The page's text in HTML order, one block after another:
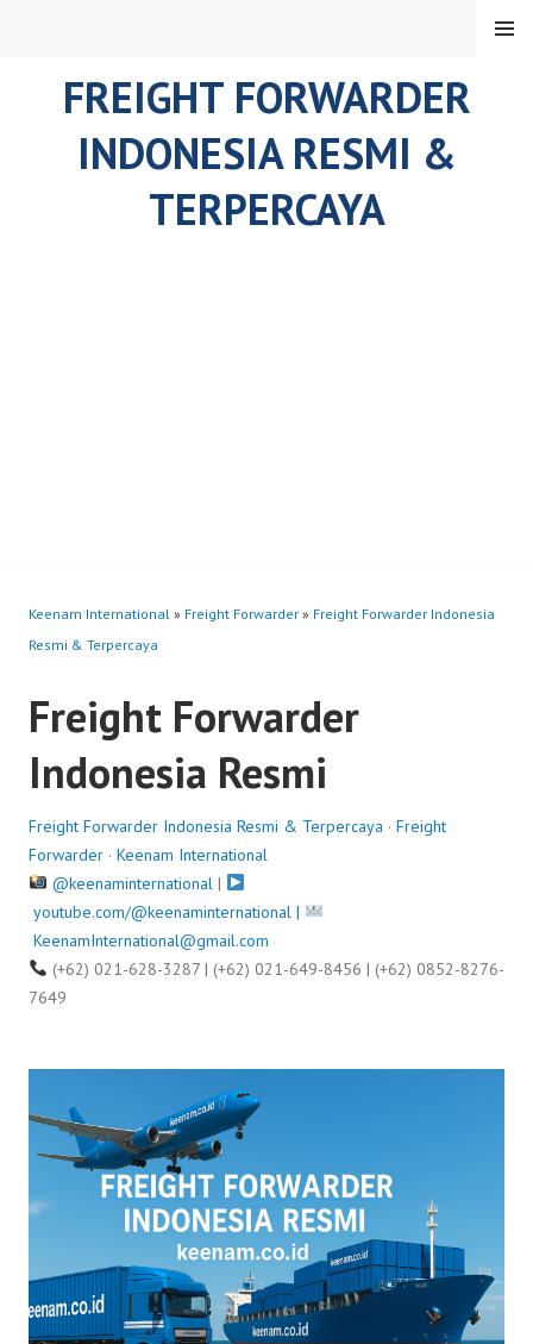
FREIGHT FORWARDER
INDONESIA RESMI &
TERPERCAYA
MENU
Keenam International » Freight Forwarder » Freight Forwarder Indonesia
Resmi & Terpercaya
Freight Forwarder
Indonesia Resmi
Freight Forwarder Indonesia Resmi & Terpercaya · Freight
Forwarder · Keenam International
@keenaminternational|
youtube.com/@keenaminternational |
KeenamInternational@gmail.com
(+62) 021-628-3287 | (+62) 021-649-8456 | (+62) 0852-8276-
7649